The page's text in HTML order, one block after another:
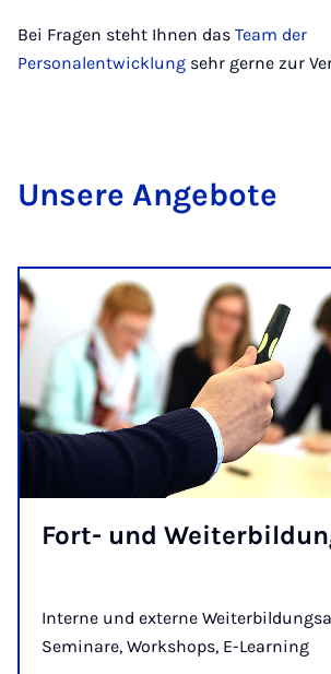
Bei Fragen steht Ihnen das Team der
Personalentwicklung sehr gerne zur
Un­se­re An­ge­bo­te
Fort- und
Interne und externe
Seminare, Workshops, E-Learning